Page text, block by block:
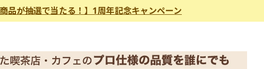
品が抽選で当たる！】1周年記念キャンペーン